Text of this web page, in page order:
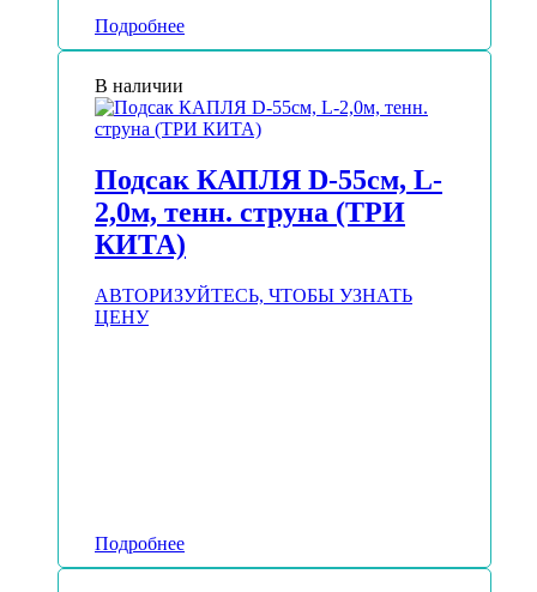
Подробнее
В наличии
Подсак КАПЛЯ D-55см, L-
2,0м, тенн. струна (ТРИ
КИТА)
АВТОРИЗУЙТЕСЬ, ЧТОБЫ УЗНАТЬ
ЦЕНУ
Подробнее